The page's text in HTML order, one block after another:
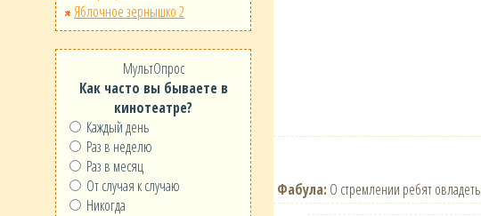
Яблочное зернышко 2
МультОпрос
Как часто вы бываете в
кинотеатре?
Каждый день
Раз в неделю
Раз в месяц
От случая к случаю
Никогда
Фабула: О стремлении ребят